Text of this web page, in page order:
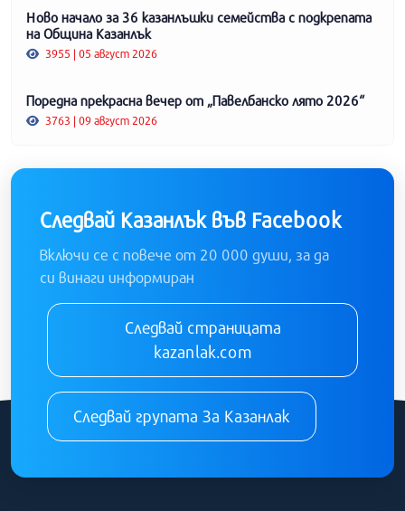
Ново начало за 36 казанлъшки семейства с подкрепата
на Община Казанлък
3955 | 05 август 2026
Поредна прекрасна вечер от „Павелбанско лято 2026“
3763 | 09 август 2026
Следвай Казанлък във Facebook
Включи се с повече от 20 000 души, за да
си винаги информиран
Следвай страницата
kazanlak.com
Следвай групата За Казанлак